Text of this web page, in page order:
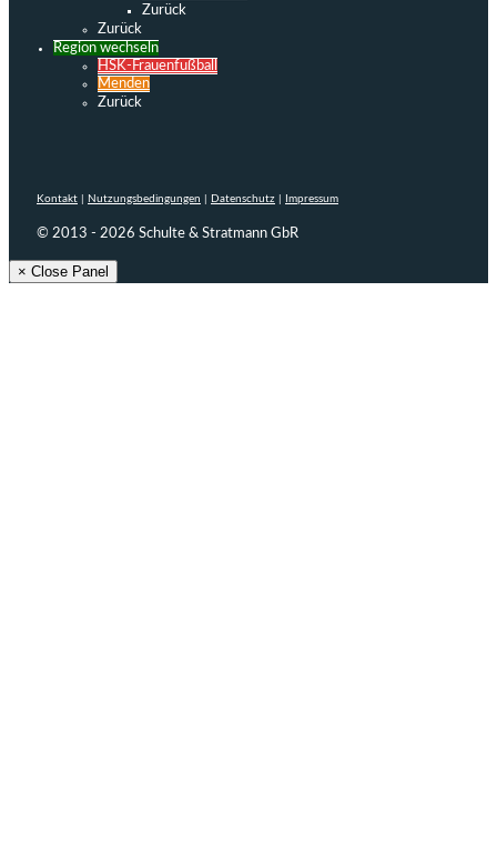
Zurück
Zurück
Region wechseln
HSK-Frauenfußball
Menden
Zurück
Kontakt Nutzungsbedingungen Datenschutz Impressum
© 2013 - 2026 Schulte & Stratmann GbR
× Close Panel